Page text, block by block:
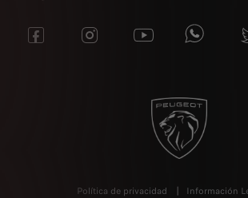
Política de privacidad
Información